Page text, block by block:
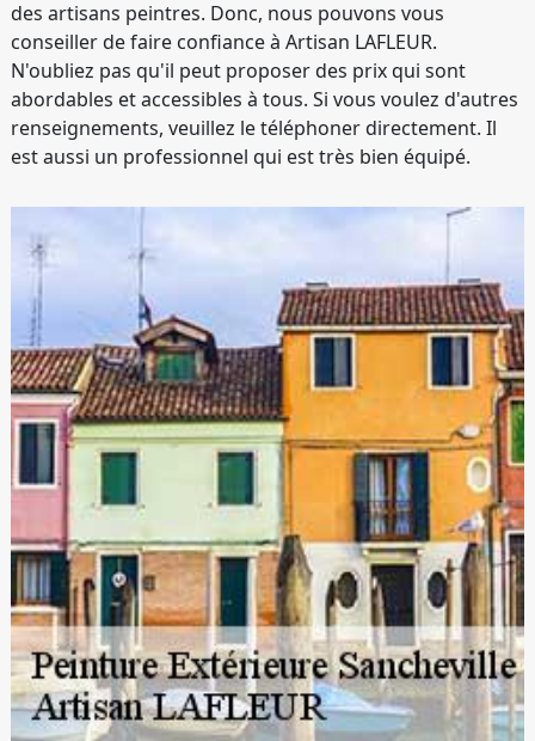
des artisans peintres. Donc, nous pouvons vous
conseiller de faire confiance à Artisan LAFLEUR.
N'oubliez pas qu'il peut proposer des prix qui sont
abordables et accessibles à tous. Si vous voulez d'autres
renseignements, veuillez le téléphoner directement. Il
est aussi un professionnel qui est très bien équipé.